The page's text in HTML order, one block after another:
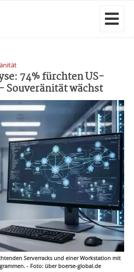
74% fürchten US-
Souveränität wächst
Serverracks und einer Workstation mit
- Foto: über boerse-global.de